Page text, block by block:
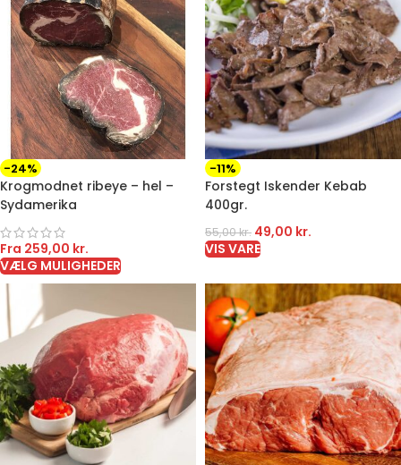
-24%
Krogmodnet ribeye – hel –
Sydamerika
Fra 259,00 kr.
VÆLG MULIGHEDER
-11%
Forstegt Iskender Kebab
400gr.
55,00kr. 49,00 kr.
VIS VARE